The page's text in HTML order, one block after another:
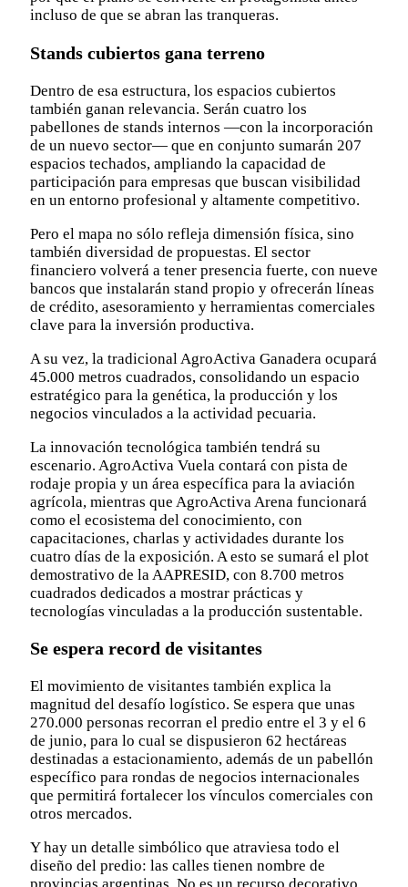
incluso de que se abran las tranqueras.
Stands cubiertos gana terreno
Dentro de esa estructura, los espacios cubiertos
también ganan relevancia. Serán cuatro los
pabellones de stands internos —con la incorporación
de un nuevo sector— que en conjunto sumarán 207
espacios techados, ampliando la capacidad de
participación para empresas que buscan visibilidad
en un entorno profesional y altamente competitivo.
Pero el mapa no sólo refleja dimensión física, sino
también diversidad de propuestas. El sector
financiero volverá a tener presencia fuerte, con nueve
bancos que instalarán stand propio y ofrecerán líneas
de crédito, asesoramiento y herramientas comerciales
clave para la inversión productiva.
A su vez, la tradicional AgroActiva Ganadera ocupará
45.000 metros cuadrados, consolidando un espacio
estratégico para la genética, la producción y los
negocios vinculados a la actividad pecuaria.
La innovación tecnológica también tendrá su
escenario. AgroActiva Vuela contará con pista de
rodaje propia y un área específica para la aviación
agrícola, mientras que AgroActiva Arena funcionará
como el ecosistema del conocimiento, con
capacitaciones, charlas y actividades durante los
cuatro días de la exposición. A esto se sumará el plot
demostrativo de la AAPRESID, con 8.700 metros
cuadrados dedicados a mostrar prácticas y
tecnologías vinculadas a la producción sustentable.
Se espera record de visitantes
El movimiento de visitantes también explica la
magnitud del desafío logístico. Se espera que unas
270.000 personas recorran el predio entre el 3 y el 6
de junio, para lo cual se dispusieron 62 hectáreas
destinadas a estacionamiento, además de un pabellón
específico para rondas de negocios internacionales
que permitirá fortalecer los vínculos comerciales con
otros mercados.
Y hay un detalle simbólico que atraviesa todo el
diseño del predio: las calles tienen nombre de